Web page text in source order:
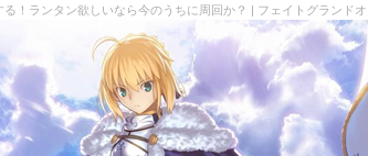
！ランタン欲しいなら今のうちに周回か？ | フェイトグランド